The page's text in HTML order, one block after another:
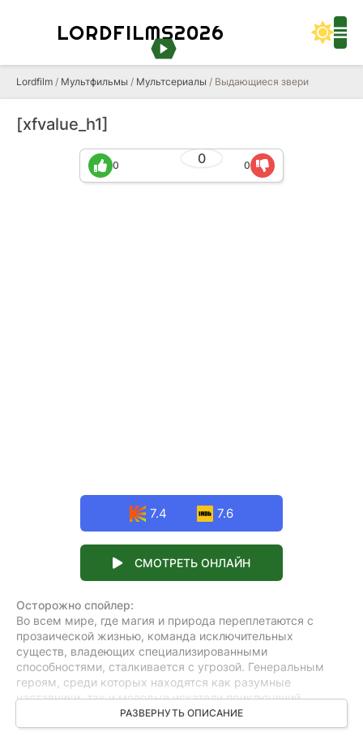
LORDFILMS2026
Lordfilm / Мультфильмы / Мультсериалы / Выдающиеся звери
[xfvalue_h1]
0
0 0
7.4 7.6
СМОТРЕТЬ ОНЛАЙН
Осторожно спойлер:
Во всем мире, где магия и природа переплетаются с
прозаической жизнью, команда исключительных
существ, владеющих специализированными
способностями, сталкивается с угрозой. Генеральным
героям, среди которых находятся как разумные
наставники, так и молодые искатели приключений,
предстоит обнаружить сокровенные тайны своего круга и
защитить его от надвигающейся опасности. Эти
РАЗВЕРНУТЬ ОПИСАНИЕ